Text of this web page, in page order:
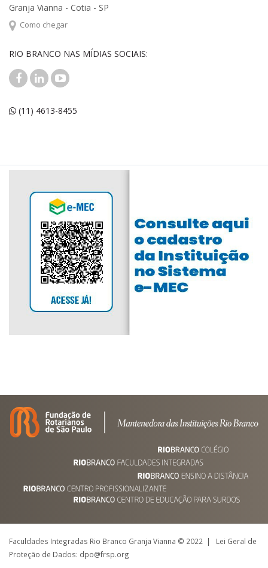
Granja Vianna - Cotia - SP
Como chegar
RIO BRANCO NAS MÍDIAS SOCIAIS:
(11) 4613-8455
Faculdades Integradas Rio Branco Granja Vianna © 2022 | Lei Geral de
Proteção de Dados: dpo@frsp.org